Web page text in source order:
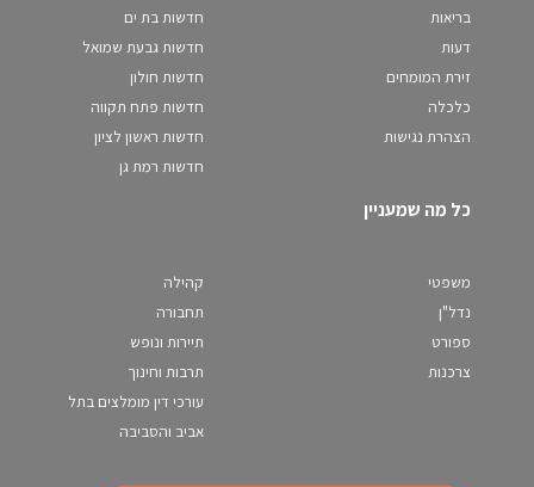
בריאות
דעות
זירת המומחים
כלכלה
הצהרת נגישות
חדשות בת ים
חדשות גבעת שמואל
חדשות חולון
חדשות פתח תקווה
חדשות ראשון לציון
חדשות רמת גן
כל מה שמעניין
משפטי
נדל"ן
ספורט
צרכנות
קהילה
תחבורה
תיירות ונופש
תרבות וחינוך
עורכי דין מומלצים בתל
אביב והסביבה